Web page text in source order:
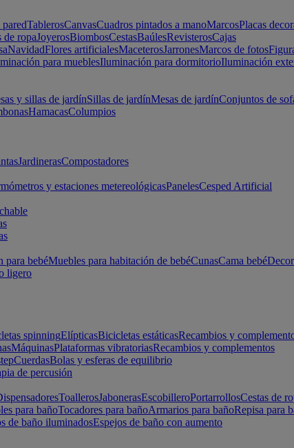
TablerosCanvasCuadros pintados a manoMarcosPlacas
de ropaJoyerosBiombosCestasBaúlesRevisterosCajas
NavidadFlores artificialesMaceterosJarronesMarcos de fotos
para mueblesIluminación para dormitorioIluminación
y sillas de jardínSillas de jardínMesas de jardínConjuntos de
HamacasColumpios
JardinerasCompostadores
y estaciones metereológicasPanelesCesped Artificial
para bebéMuebles para habitación de bebéCunasCama bebé
ligero
spinningElípticasBicicletas estáticasRecambios y
MáquinasPlataformas vibratoriasRecambios y complementos
CuerdasBolas y esferas de equilibrio
de percusión
ToallerosJabonerasEscobilleroPortarrollosCestas de
para bañoTocadores para bañoArmarios para bañoRepisa para
de baño iluminadosEspejos de baño con aumento